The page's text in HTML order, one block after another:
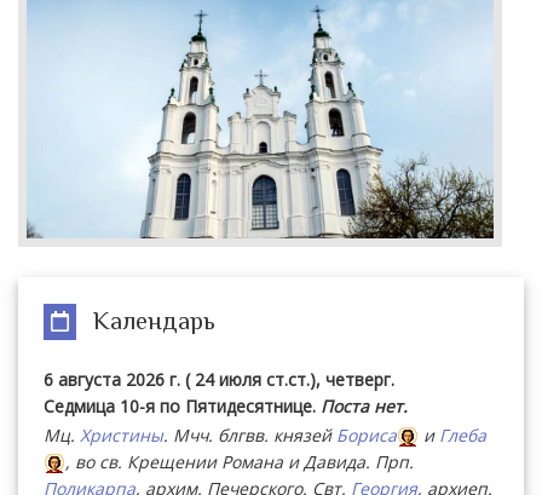
Календарь
6 августа 2026 г. ( 24 июля ст.ст.), четверг.
Седмица 10-я по Пятидесятнице. Поста нет.
Мц. Христины. Мчч. блгвв. князей Бориса и Глеба
, во св. Крещении Романа и Давида. Прп.
Поликарпа, архим. Печерского. Свт. Георгия, архиеп.